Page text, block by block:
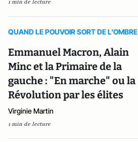
1 min de lecture
QUAND LE POUVOIR SORT DE L'OMBRE
Emmanuel Macron, Alain
Minc et la Primaire de la
gauche : "En marche" ou la
Révolution par les élites
Virginie Martin
1 min de lecture